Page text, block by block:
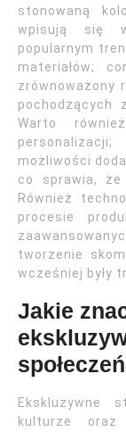
stonowaną
wpisują się
popularnym
materiałów;
zrównoważony
pochodzących
Warto
możliwości
co sprawia,
Również
procesie
tworzenie
wcześniej były
Jakie
Ekskluzywne
kulturze oraz